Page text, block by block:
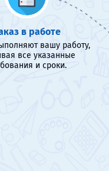
в работе
вашу работу,
все указанные
и сроки.